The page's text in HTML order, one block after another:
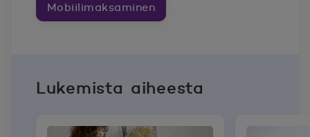
Mobiilimaksaminen
Lukemista aiheesta